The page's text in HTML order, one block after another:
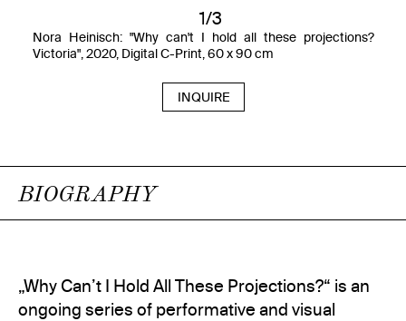
Nora Heinisch: "Why can't I hold all these projections?
Victoria", 2020, Digital C-Print, 60 x 90 cm
1/3
INQUIRE
BIOGRAPHY
„Why Can’t I Hold All These Projections?“ is an
ongoing series of performative and visual